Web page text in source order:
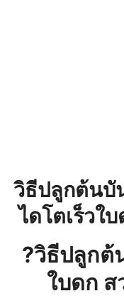
วิธีปลูกต้นบั
ไดโตเร็วใ
?วิธีปลูกต้
ใบดก ส